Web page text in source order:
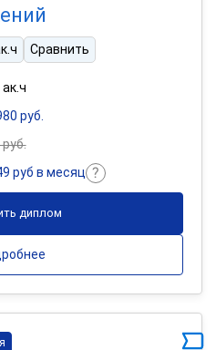
Сравнить
руб.
руб в месяц
диплом